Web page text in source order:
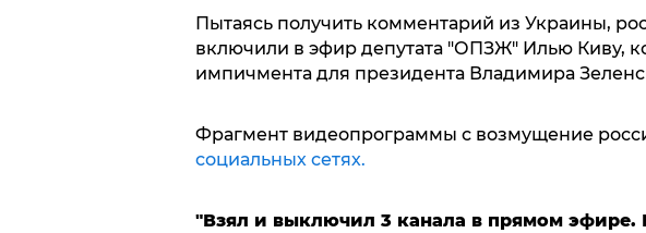
Пытаясь получить комментарий из Украины,
включили в эфир депутата "ОПЗЖ" Илью Киву,
импичмента для президента Владимира
Фрагмент видеопрограммы с возмущение
социальных сетях.
"Взял и выключил 3 канала в прямом эфире.